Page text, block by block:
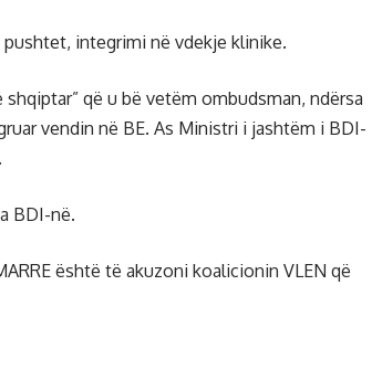
pushtet, integrimi në vdekje klinike.
që u bë vetëm ombudsman, ndërsa
vendin në BE. As Ministri i jashtëm i BDI-
BDI-në.
është të akuzoni koalicionin VLEN që